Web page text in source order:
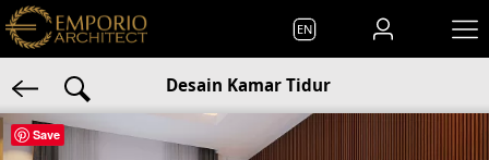
EN
Desain Kamar Tidur
Save